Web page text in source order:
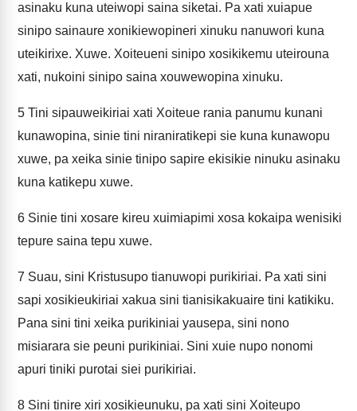
asinaku kuna uteiwopi saina siketai. Pa xati xuiapue
sinipo sainaure xonikiewopineri xinuku nanuwori kuna
uteikirixe. Xuwe. Xoiteueni sinipo xosikikemu uteirouna
xati, nukoini sinipo saina xouwewopina xinuku.
5 Tini sipauweikiriai xati Xoiteue rania panumu kunani
kunawopina, sinie tini niraniratikepi sie kuna kunawopu
xuwe, pa xeika sinie tinipo sapire ekisikie ninuku asinaku
kuna katikepu xuwe.
6 Sinie tini xosare kireu xuimiapimi xosa kokaipa wenisiki
tepure saina tepu xuwe.
7 Suau, sini Kristusupo tianuwopi purikiriai. Pa xati sini
sapi xosikieukiriai xakua sini tianisikakuaire tini katikiku.
Pana sini tini xeika purikiniai yausepa, sini nono
misiarara sie peuni purikiniai. Sini xuie nupo nonomi
apuri tiniki purotai siei purikiriai.
8 Sini tinire xiri xosikieunuku, pa xati sini Xoiteupo